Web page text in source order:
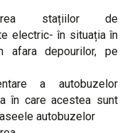
stațiilor de
electric- în situația în
afara depourilor, pe
a autobuzelor
în care acestea sunt
autobuzelor